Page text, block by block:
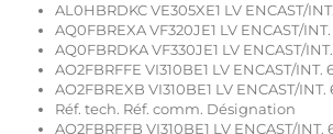
AL0HBRDKC VE305XE1 LV ENCAST/
AQ0FBREXA VF320JE1 LV ENCAST/
AQ0FBRDKA VF330JE1 LV ENCAST/
AO2FBRFFE VI310BE1 LV ENCAST/INT.
AO2FBREXB VI310BE1 LV ENCAST/INT.
Réf. tech. Réf. comm. Désignation
AO2FBRFFB VI310BE1 LV ENCAST/INT.